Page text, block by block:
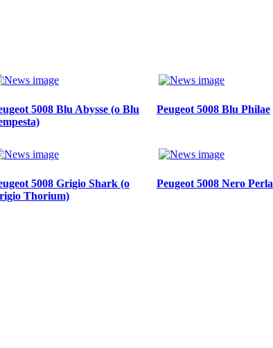
5008 Blu Abysse (o Blu
Peugeot 5008 Blu Philae
5008 Grigio Shark (o
Thorium)
Peugeot 5008 Nero Perla